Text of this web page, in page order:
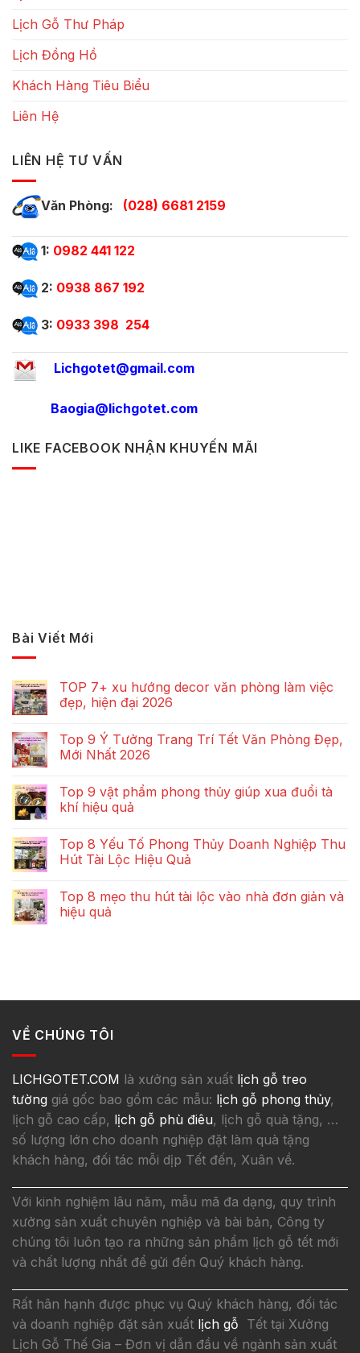
Lịch Gỗ Thư Pháp
Lịch Đồng Hồ
Khách Hàng Tiêu Biểu
Liên Hệ
LIÊN HỆ TƯ VẤN
Văn Phòng: (028) 6681 2159
1: 0982 441 122
2: 0938 867 192
3: 0933 398 254
Lichgotet@gmail.com
Baogia@lichgotet.com
LIKE FACEBOOK NHẬN KHUYẾN MÃI
Bài Viết Mới
TOP 7+ xu hướng decor văn phòng làm việc
đẹp, hiện đại 2026
Top 9 Ý Tưởng Trang Trí Tết Văn Phòng Đẹp,
Mới Nhất 2026
Top 9 vật phẩm phong thủy giúp xua đuổi tà
khí hiệu quả
Top 8 Yếu Tố Phong Thủy Doanh Nghiệp Thu
Hút Tài Lộc Hiệu Quả
Top 8 mẹo thu hút tài lộc vào nhà đơn giản và
hiệu quả
VỀ CHÚNG TÔI
LICHGOTET.COM là xưởng sản xuất lịch gỗ treo
tường giá gốc bao gồm các mẫu: lịch gỗ phong thủy,
lịch gỗ cao cấp, lịch gỗ phù điêu, lịch gỗ quà tặng, …
số lượng lớn cho doanh nghiệp đặt làm quà tặng
khách hàng, đối tác mỗi dịp Tết đến, Xuân về.
Với kinh nghiệm lâu năm, mẫu mã đa dạng, quy trình
xưởng sản xuất chuyên nghiệp và bài bản, Công ty
chúng tôi luôn tạo ra những sản phẩm lịch gỗ tết mới
và chất lượng nhất để gửi đến Quý khách hàng.
Rất hân hạnh được phục vụ Quý khách hàng, đối tác
và doanh nghiệp đặt sản xuất lịch gỗ Tết tại Xưởng
Lịch Gỗ Thế Gia – Đơn vị dẫn đầu về ngành sản xuất